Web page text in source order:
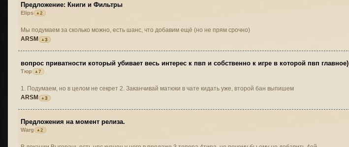
Предложение: Книги и Фильтры
Elips
2
Мы подумаем за сколько можно, есть шанс, что добавим ещё (но не прям срочно)
ARSM
3
вопрос приватности который убивает весь интерес к пвп и собственно к игре в которой пвп главное)
Тюр
7
1. Подумаем, но в целом не секрет 2. Заканчивай матюки в чате кидать уже, второй бан выпишем
ARSM
3
Предложения на момент релиза.
Warg
2